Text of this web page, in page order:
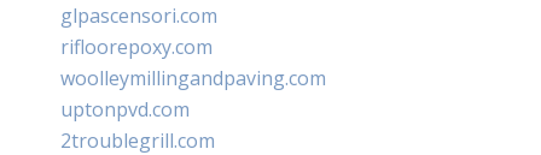
glpascensori.com
rifloorepoxy.com
woolleymillingandpaving.com
uptonpvd.com
2troublegrill.com